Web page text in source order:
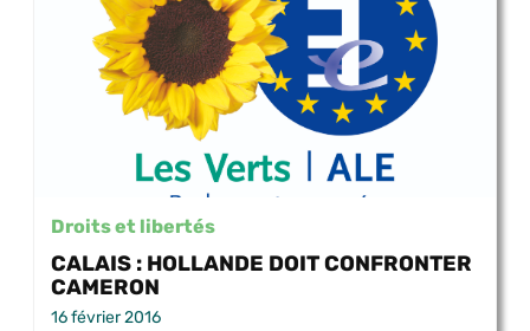
Droits et libertés
CALAIS : HOLLANDE DOIT CONFRONTER
CAMERON
16 février 2016